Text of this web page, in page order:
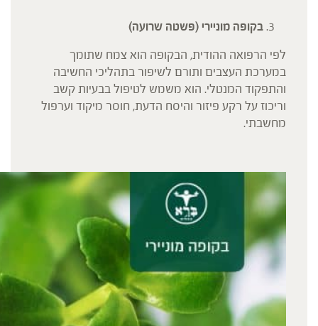
בקופה מוניירי (פשטה שרועה)
לפי הרפואה ההודית, הבקופה הוא צמח שתומך
במערכת העצבים ותורם לשיפור בתהליכי החשיבה
והתפקוד המנטלי. הוא משמש לטיפול בבעיות קשב
וריכוז על רקע פיזור והיסח הדעת, חוסר מיקוד וערפול
מחשבתי.